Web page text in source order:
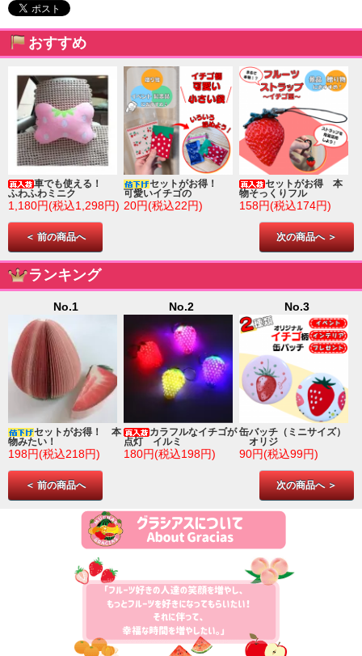
おすすめ
車でも使える！
ふわふわミニク
1,180円(税込1,298円)
セットがお得！
可愛いイチゴの
20円(税込22円)
セットがお得 本
物そっくりフル
158円(税込174円)
＜ 前の商品へ 次の商品へ ＞
ランキング
No.1
セットがお得！ 本
物みたい！
198円(税込218円)
No.2
カラフルなイチゴが
点灯 イルミ
180円(税込198円)
No.3
缶バッチ（ミニサイズ）
オリジ
90円(税込99円)
＜ 前の商品へ 次の商品へ ＞